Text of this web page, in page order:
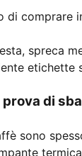
di comprare
spreca
etichette
prova di
sono